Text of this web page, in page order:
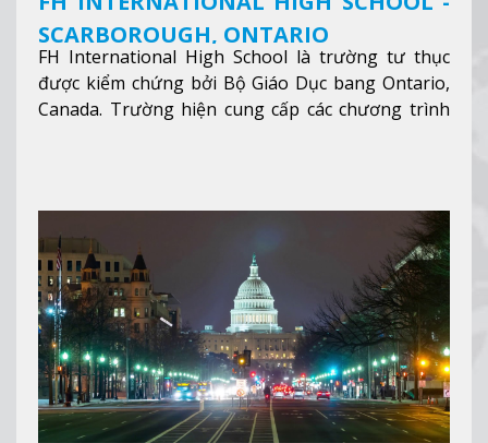
SCARBOROUGH, ONTARIO
FH International High School là trường tư thục
được kiểm chứng bởi Bộ Giáo Dục bang Ontario,
Canada. Trường hiện cung cấp các chương trình
nhanh chóng môi trường học tại Canada.Xem
thêm